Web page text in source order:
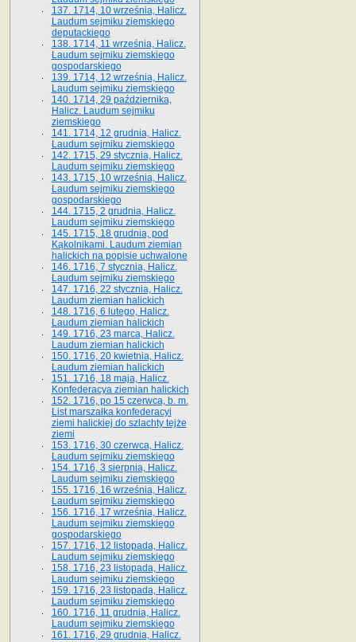
137. 1714, 10 września, Halicz.
Laudum sejmiku ziemskiego
deputackiego
138. 1714, 11 września, Halicz.
Laudum sejmiku ziemskiego
gospodarskiego
139. 1714, 12 września, Halicz.
Laudum sejmiku ziemskiego
140. 1714, 29 października,
Halicz. Laudum sejmiku
ziemskiego
141. 1714, 12 grudnia, Halicz.
Laudum sejmiku ziemskiego
142. 1715, 29 stycznia, Halicz.
Laudum sejmiku ziemskiego
143. 1715, 10 września, Halicz.
Laudum sejmiku ziemskiego
gospodarskiego
144. 1715, 2 grudnia, Halicz.
Laudum sejmiku ziemskiego
145. 1715, 18 grudnia, pod
Kąkolnikami. Laudum ziemian
halickich na popisie uchwalone
146. 1716, 7 stycznia, Halicz.
Laudum sejmiku ziemskiego
147. 1716, 22 stycznia, Halicz.
Laudum ziemian halickich
148. 1716, 6 lutego, Halicz.
Laudum ziemian halickich
149. 1716, 23 marca, Halicz.
Laudum ziemian halickich
150. 1716, 20 kwietnia, Halicz.
Laudum ziemian halickich
151. 1716, 18 maja, Halicz.
Konfederacya ziemian halickich
152. 1716, po 15 czerwca, b. m.
List marszałka konfederacyi
ziemi halickiej do szlachty tejże
ziemi
153. 1716, 30 czerwca, Halicz.
Laudum sejmiku ziemskiego
154. 1716, 3 sierpnia, Halicz.
Laudum sejmiku ziemskiego
155. 1716, 16 września, Halicz.
Laudum sejmiku ziemskiego
156. 1716, 17 września, Halicz.
Laudum sejmiku ziemskiego
gospodarskiego
157. 1716, 12 listopada, Halicz.
Laudum sejmiku ziemskiego
158. 1716, 23 listopada, Halicz.
Laudum sejmiku ziemskiego
159. 1716, 23 listopada, Halicz.
Laudum sejmiku ziemskiego
160. 1716, 11 grudnia, Halicz.
Laudum sejmiku ziemskiego
161. 1716, 29 grudnia, Halicz.